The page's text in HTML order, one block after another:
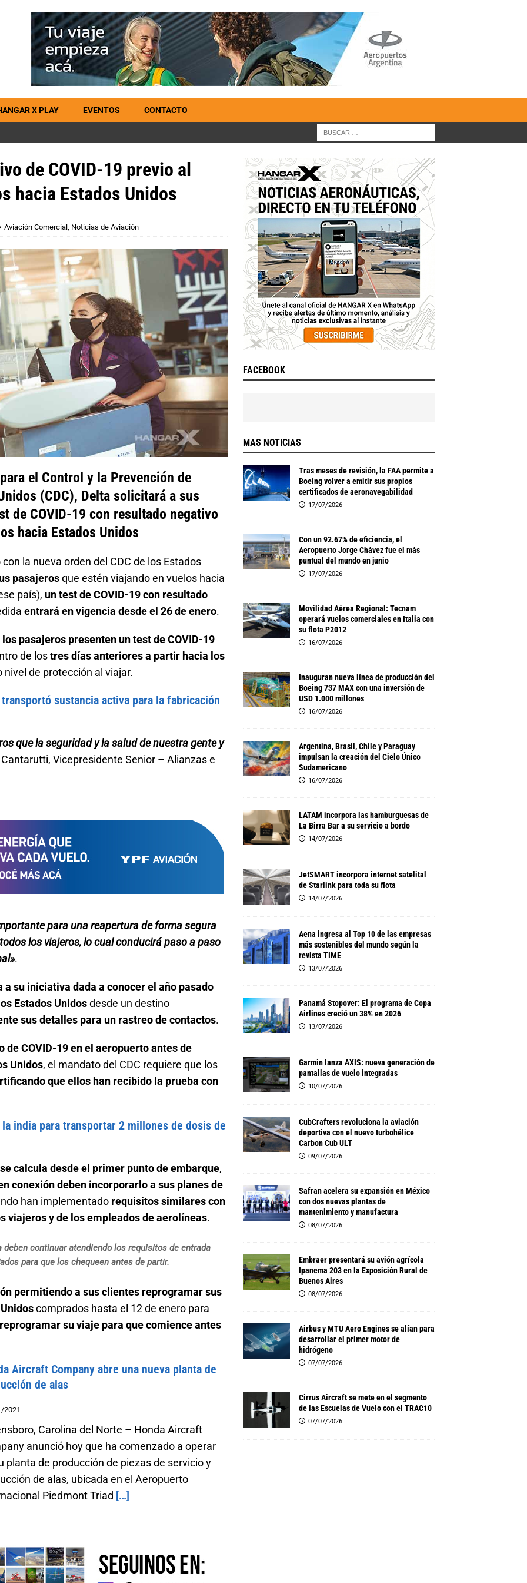
X PLAY EVENTOS CONTACTO
de COVID-19 previo al
hacia Estados Unidos
Aviación Comercial , Noticias de Aviación
el Control y la Prevención de
(CDC), Delta solicitará a sus
de COVID-19 con resultado negativo
hacia Estados Unidos
la nueva orden del CDC de los Estados
pasajerosque estén viajando en vuelos hacia
país), un test de COVID-19 con resultado
entrará en vigencia desde el 26 de enero.
pasajeros presenten un test de COVID-19
de lostres días anteriores a partir hacia los
nivel de protección al viajar.
sustancia activa para la fabricación
que la seguridad y la salud de nuestra gente y
Vicepresidente Senior – Alianzas e
para una reapertura de forma segura
los viajeros, lo cual conducirá paso a paso
.
a su iniciativa dada a conocer el año pasado
Estados Unidosdesde un destino
sus detalles para un rastreo de contactos.
de COVID-19 en el aeropuerto antes de
Unidos, el mandato del CDC requiere que los
que ellos han recibido la prueba con
india para transportar 2 millones de dosis de
se calcula desde el primer punto de embarque,
conexión deben incorporarlo a sus planes de
han implementado requisitos similares con
viajeros y de los empleados de aerolíneas.
continuar atendiendo los requisitos de entrada
para que los chequeen antes de partir.
permitiendo a sus clientes reprogramar sus
comprados hasta el 12 de enero para
su viaje para que comience antes
Aircraft Company abre una nueva planta de
de alas
2021
Carolina del Norte – Honda Aircraft
anunció hoy que ha comenzado a operar
planta de producción de piezas de servicio y
de alas, ubicada en el Aeropuerto
Piedmont Triad […]
FACEBOOK
MAS NOTICIAS
Tras meses de revisión, la FAA permite a
Boeing volver a emitir sus propios
certificados de aeronavegabilidad
17/07/2026
Con un 92.67% de eficiencia, el
Aeropuerto Jorge Chávez fue el más
puntual del mundo en junio
17/07/2026
Movilidad Aérea Regional: Tecnam
operará vuelos comerciales en Italia con
su flota P2012
16/07/2026
Inauguran nueva línea de producción del
Boeing 737 MAX con una inversión de
USD 1.000 millones
16/07/2026
Argentina, Brasil, Chile y Paraguay
impulsan la creación del Cielo Único
Sudamericano
16/07/2026
LATAM incorpora las hamburguesas de
La Birra Bar a su servicio a bordo
14/07/2026
JetSMART incorpora internet satelital
de Starlink para toda su flota
14/07/2026
Aena ingresa al Top 10 de las empresas
más sostenibles del mundo según la
revista TIME
13/07/2026
Panamá Stopover: El programa de Copa
Airlines creció un 38% en 2026
13/07/2026
Garmin lanza AXIS: nueva generación de
pantallas de vuelo integradas
10/07/2026
CubCrafters revoluciona la aviación
deportiva con el nuevo turbohélice
Carbon Cub ULT
09/07/2026
Safran acelera su expansión en México
con dos nuevas plantas de
mantenimiento y manufactura
08/07/2026
Embraer presentará su avión agrícola
Ipanema 203 en la Exposición Rural de
Buenos Aires
08/07/2026
Airbus y MTU Aero Engines se alían para
desarrollar el primer motor de
hidrógeno
07/07/2026
Cirrus Aircraft se mete en el segmento
de las Escuelas de Vuelo con el TRAC10
07/07/2026